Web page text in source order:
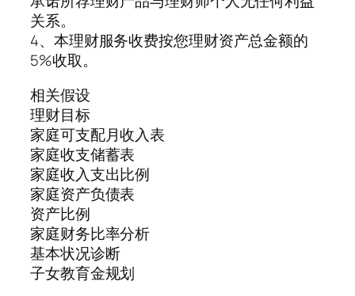
关系。
4、本理财服务收费按您理财资产总金额的
5%收取。
相关假设
理财目标
家庭可支配月收入表
家庭收支储蓄表
家庭收入支出比例
家庭资产负债表
资产比例
家庭财务比率分析
基本状况诊断
子女教育金规划